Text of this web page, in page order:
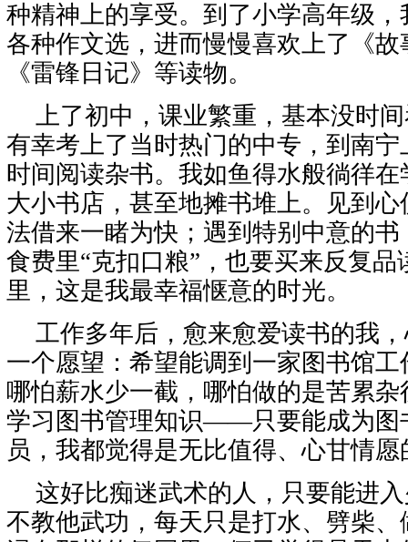
种精神上的享受。到了小学高年级
各种作文选，进而慢慢喜欢上了《
《雷锋日记》等读物。
上了初中，课业繁重，基本没时
有幸考上了当时热门的中专，到南
时间阅读杂书。我如鱼得水般徜徉
大小书店，甚至地摊书堆上。见到
法借来一睹为快；遇到特别中意的
食费里“克扣口粮”，也要买来反复
里，这是我最幸福惬意的时光。
工作多年后，愈来愈爱读书的我
一个愿望：希望能调到一家图书馆
哪怕薪水少一截，哪怕做的是苦累
学习图书管理知识——只要能成为图
员，我都觉得是无比值得、心甘情愿
这好比痴迷武术的人，只要能进
不教他武功，每天只是打水、劈柴